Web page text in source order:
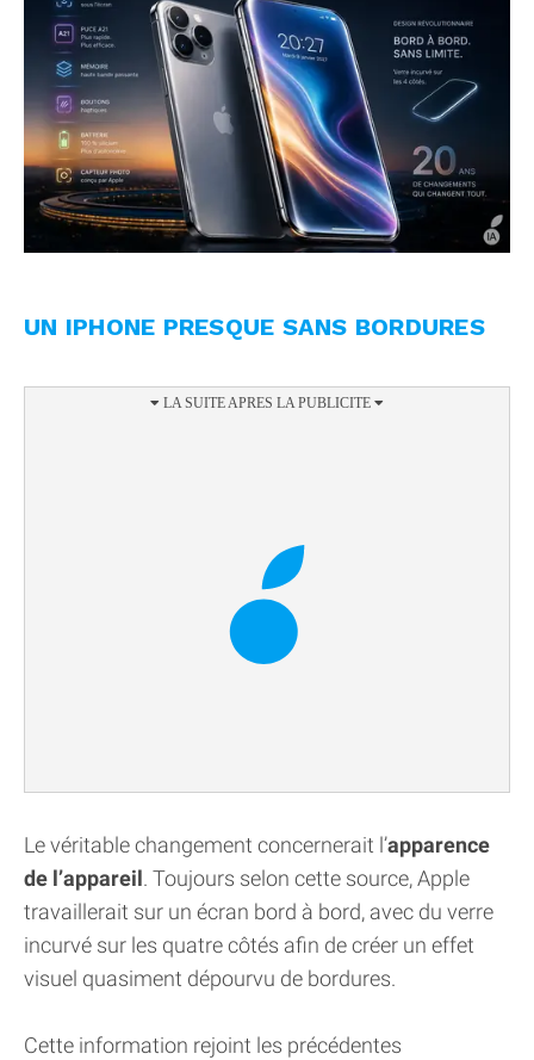
UN IPHONE PRESQUE SANS BORDURES
Le véritable changement concernerait l’apparence
de l’appareil. Toujours selon cette source, Apple
travaillerait sur un écran bord à bord, avec du verre
incurvé sur les quatre côtés afin de créer un effet
visuel quasiment dépourvu de bordures.
Cette information rejoint les précédentes